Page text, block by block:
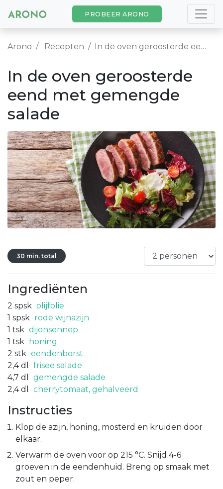
PROBEER ARONO
Arono Recepten In de oven geroosterde eend met gemengde salade
In de oven geroosterde
eend met gemengde
salade
30 min. total
Ingrediënten
2 spsk olijfolie
1 spsk rode wijnazijn
1 tsk dijonsennep
1 tsk
honing
2 stk eendenborst
2,4 dl
frisee salade
4,7 dl
gemengde salade
2,4 dl cherrytomaat, gehalveerd
Instructies
Klop de azijn, honing, mosterd en kruiden door
elkaar.
Verwarm de oven voor op 215 °C. Snijd 4-6
groeven in de eendenhuid. Breng op smaak met
zout en peper.